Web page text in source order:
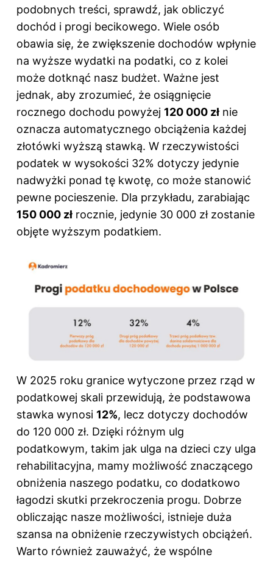
podobnych treści, sprawdź, jak obliczyć
dochód i progi becikowego. Wiele osób
obawia się, że zwiększenie dochodów wpłynie
na wyższe wydatki na podatki, co z kolei
może dotknąć nasz budżet. Ważne jest
jednak, aby zrozumieć, że osiągnięcie
rocznego dochodu powyżej 120 000 zł nie
oznacza automatycznego obciążenia każdej
złotówki wyższą stawką. W rzeczywistości
podatek w wysokości 32% dotyczy jedynie
nadwyżki ponad tę kwotę, co może stanowić
pewne pocieszenie. Dla przykładu, zarabiając
150 000 zł rocznie, jedynie 30 000 zł zostanie
objęte wyższym podatkiem.
W 2025 roku granice wytyczone przez rząd w
podatkowej skali przewidują, że podstawowa
stawka wynosi 12%, lecz dotyczy dochodów
do 120 000 zł. Dzięki różnym ulg
podatkowym, takim jak ulga na dzieci czy ulga
rehabilitacyjna, mamy możliwość znaczącego
obniżenia naszego podatku, co dodatkowo
łagodzi skutki przekroczenia progu. Dobrze
obliczając nasze możliwości, istnieje duża
szansa na obniżenie rzeczywistych obciążeń.
Warto również zauważyć, że wspólne